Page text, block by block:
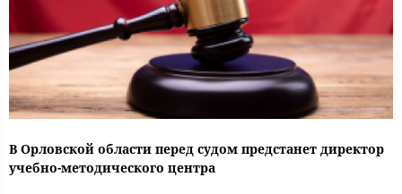
В Орловской области перед судом предстанет директор
учебно-методического центра